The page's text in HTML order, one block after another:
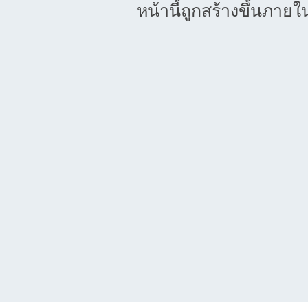
หน้านี้ถูกสร้างขึ้นภายใ